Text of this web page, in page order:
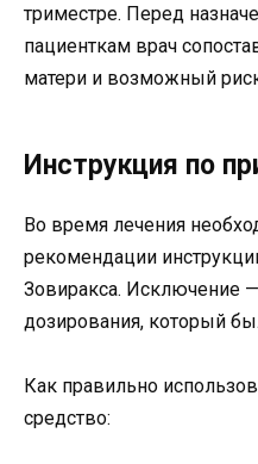
триместре. Перед
пациенткам врач
матери и возможный
Инструкция по
Во время лечения
рекомендации
Зовиракса. Исключение
дозирования, который
Как правильно
средство: